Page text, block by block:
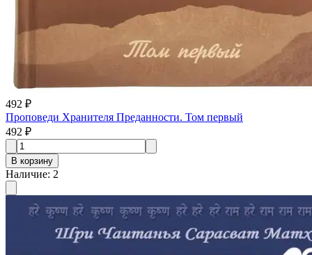
492 ₽
Проповеди Хранителя Преданности. Том первый
492 ₽
В корзину
Наличие: 2